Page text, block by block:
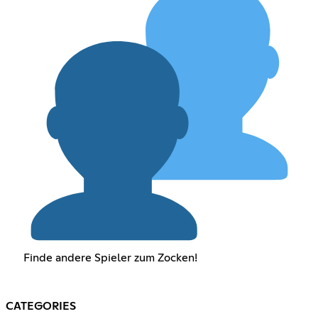
Finde andere Spieler zum Zocken!
CATEGORIES